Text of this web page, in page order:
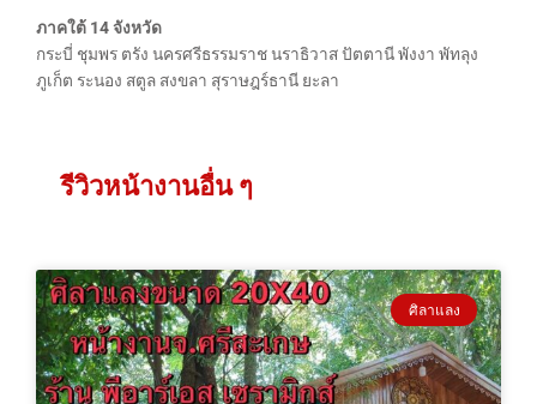
ภาคใต้ 14 จังหวัด
กระบี่ ชุมพร ตรัง นครศรีธรรมราช นราธิวาส ปัตตานี พังงา พัทลุง
ภูเก็ต ระนอง สตูล สงขลา สุราษฎร์ธานี ยะลา
รีวิวหน้างานอื่น ๆ
ศิลาแลง